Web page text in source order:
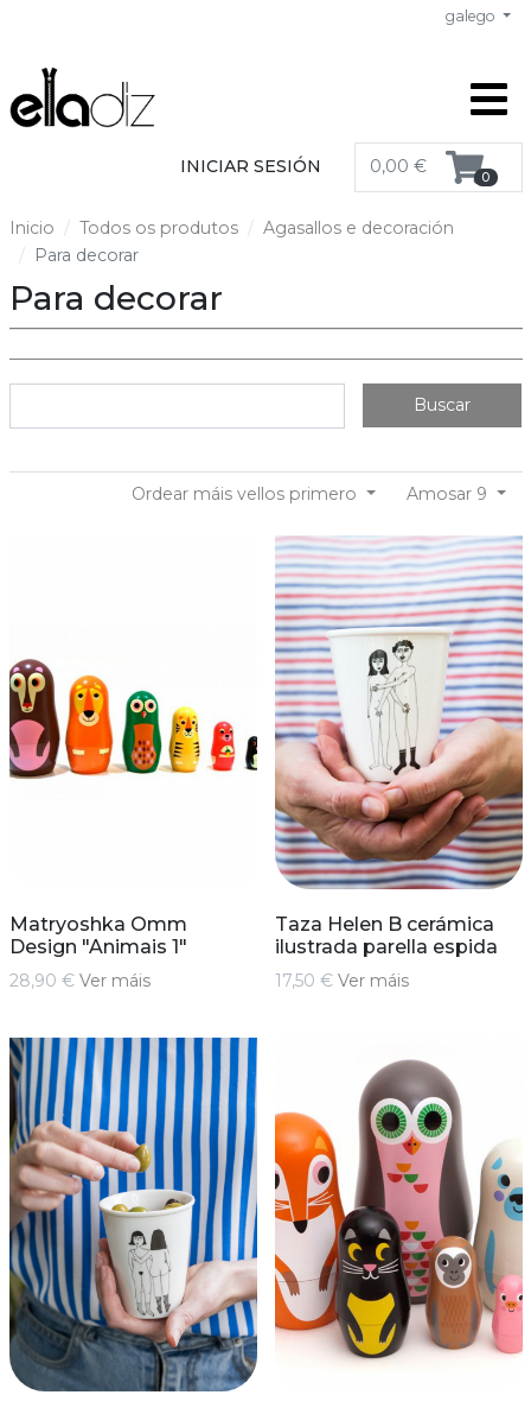
galego
INICIAR SESIÓN 0,00 € 0
Inicio Todos os produtos
Agasallos e decoración
Para decorar
Para decorar
Buscar
Amosar 9
Ordear máis vellos primero
Matryoshka Omm
Design "Animais 1"
28,90 € Ver máis
Taza Helen B cerámica
ilustrada parella espida
17,50 € Ver máis